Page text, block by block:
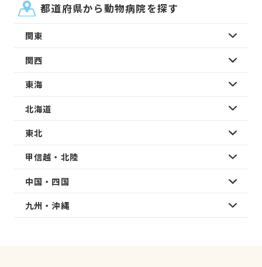
都道府県から動物病院を探す
関東
関西
東海
北海道
東北
甲信越・北陸
中国・四国
九州・沖縄